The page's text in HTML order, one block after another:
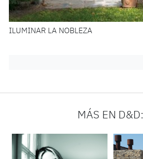
ILUMINAR LA NOBLEZA
MÁS EN D&D: